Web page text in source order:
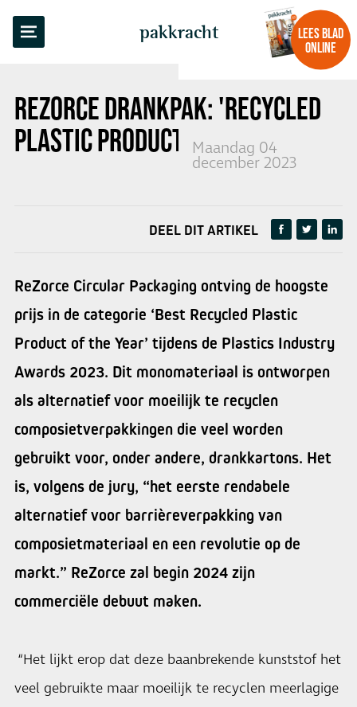
pakkracht
LEES BLAD
ONLINE
REZORCE DRANKPAK: 'RECYCLED
PLASTIC PRODUCT OF THE YEAR'
Maandag 04
december 2023
TERUG NAAR OVERZICHT
DEEL DIT ARTIKEL
ReZorce Circular Packaging ontving de hoogste
prijs in de categorie ‘Best Recycled Plastic
Product of the Year’ tijdens de Plastics Industry
Awards 2023. Dit monomateriaal is ontworpen
als alternatief voor moeilijk te recyclen
composietverpakkingen die veel worden
gebruikt voor, onder andere, drankkartons. Het
is, volgens de jury, “het eerste rendabele
alternatief voor barrièreverpakking van
composietmateriaal en een revolutie op de
markt.” ReZorce zal begin 2024 zijn
commerciële debuut maken.
“Het lijkt erop dat deze baanbrekende kunststof het
veel gebruikte maar moeilijk te recyclen meerlagige